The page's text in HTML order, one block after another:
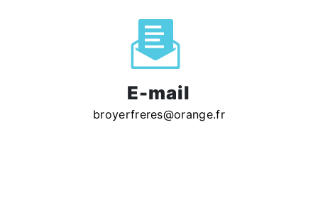
E-mail
broyerfreres@orange.fr